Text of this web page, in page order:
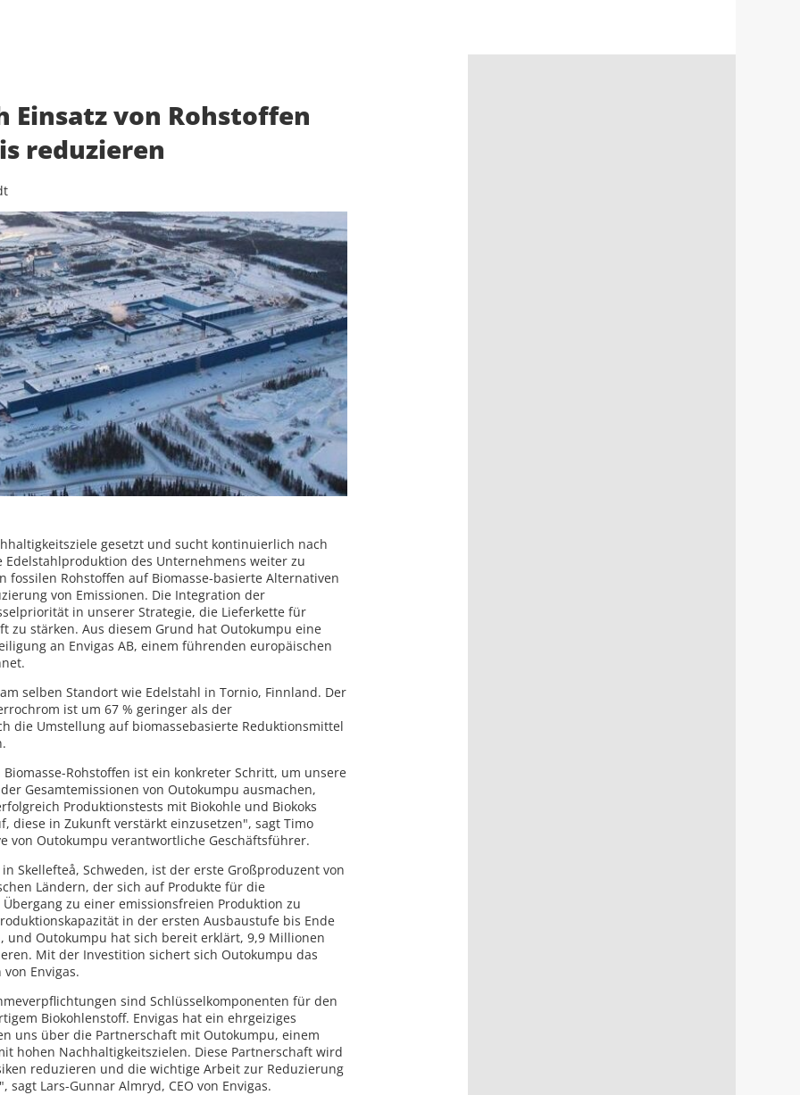
Einsatz von Rohstoffen
reduzieren
gesetzt und sucht kontinuierlich nach
Edelstahlproduktion des Unternehmens weiter zu
fossilen Rohstoffen auf Biomasse-basierte Alternativen
von Emissionen. Die Integration der
in unserer Strategie, die Lieferkette für
zu stärken. Aus diesem Grund hat Outokumpu eine
an Envigas AB, einem führenden europäischen
selben Standort wie Edelstahl in Tornio, Finnland. Der
ist um 67 % geringer als der
die Umstellung auf biomassebasierte Reduktionsmittel
Biomasse-Rohstoffen ist ein konkreter Schritt, um unsere
Gesamtemissionen von Outokumpu ausmachen,
Produktionstests mit Biokohle und Biokoks
diese in Zukunft verstärkt einzusetzen", sagt Timo
von Outokumpu verantwortliche Geschäftsführer.
in Skellefteå, Schweden, ist der erste Großproduzent von
Ländern, der sich auf Produkte für die
zu einer emissionsfreien Produktion zu
in der ersten Ausbaustufe bis Ende
und Outokumpu hat sich bereit erklärt, 9,9 Millionen
Mit der Investition sichert sich Outokumpu das
von Envigas.
sind Schlüsselkomponenten für den
Biokohlenstoff. Envigas hat ein ehrgeiziges
uns über die Partnerschaft mit Outokumpu, einem
hohen Nachhaltigkeitszielen. Diese Partnerschaft wird
reduzieren und die wichtige Arbeit zur Reduzierung
sagt Lars-Gunnar Almryd, CEO von Envigas.